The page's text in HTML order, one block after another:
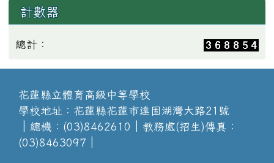
計數器
總計：
花蓮縣立體育高級中等學校
學校地址：花蓮縣花蓮市達固湖灣大路21號
│總機：(03)8462610│教務處(招生)傳真：
(03)8463097│